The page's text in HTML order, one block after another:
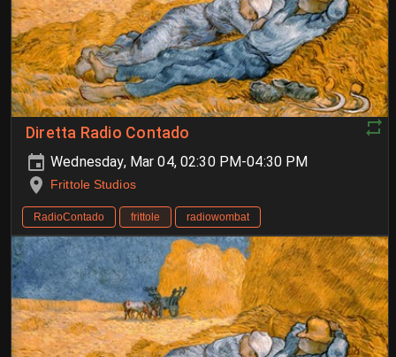
Diretta Radio Contado
Wednesday, Mar 04, 02:30 PM-04:30 PM
Frittole Studios
RadioContado frittole radiowombat